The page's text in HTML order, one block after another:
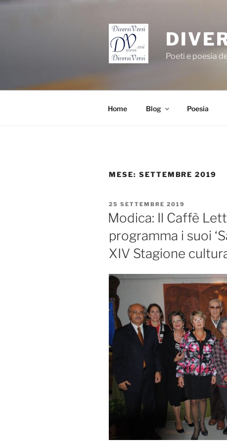
Salta
Poeti e poesia
Home Blog Poesia
MESE: SETTEMBRE 2019
PUBBLICATO
IL
25 SETTEMBRE 2019
Modica: Il Caffè
programma i suoi
XIV Stagione